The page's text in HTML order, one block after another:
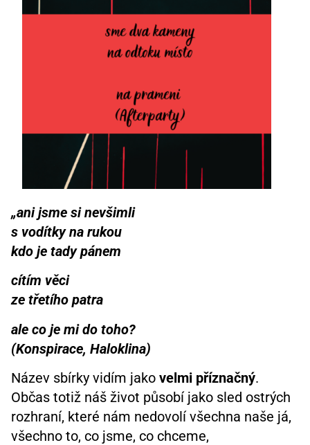
„ani jsme si nevšimli
s vodítky na rukou
kdo je tady pánem
cítím věci
ze třetího patra
ale co je mi do toho?
(Konspirace, Haloklina)
Název sbírky vidím jako velmi příznačný.
Občas totiž náš život působí jako sled ostrých
rozhraní, které nám nedovolí všechna naše já,
všechno to, co jsme, co chceme,